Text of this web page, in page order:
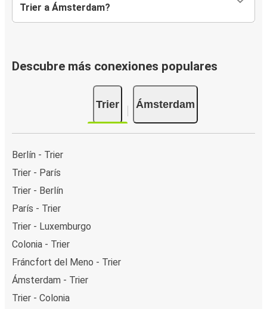
Trier a Ámsterdam?
Descubre más conexiones populares
Trier Ámsterdam
Berlín - Trier
Trier - París
Trier - Berlín
París - Trier
Trier - Luxemburgo
Colonia - Trier
Fráncfort del Meno - Trier
Ámsterdam - Trier
Trier - Colonia